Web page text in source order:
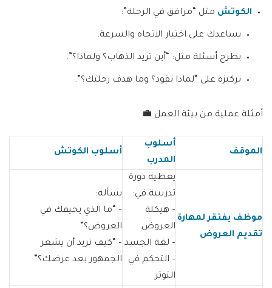
الكوتش مثل “مرافق في الرحلة”:
يساعدك على اختيار الاتجاه والسرعة.
يطرح أسئلة مثل: “أين تريد الذهاب؟ ولماذا؟”.
تركيزه على “لماذا تقود؟ وما هدف رحلتك؟”.
أمثلة عملية من بيئة العمل 💼
الموقف
أسلوب
المدرب
أسلوب الكوتش
موظف يفتقر لمهارة
تقديم العروض
يعطيه دورة
تدريبية في:
– هيكلة
العروض
– لغة الجسد
– التحكم في
التوتر
يسأله:
– “ما الذي يخيفك في
العروض؟”
– “كيف تريد أن يشعر
الجمهور بعد عرضك؟”